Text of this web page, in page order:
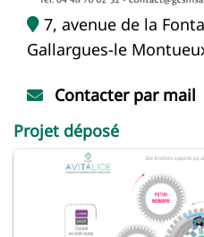
7, avenue de la
Gallargues-le
Contacter par mail
Projet déposé